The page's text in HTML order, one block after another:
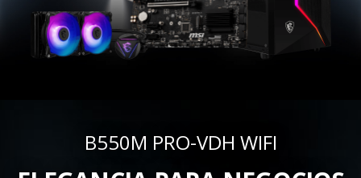
B550M PRO-VDH WIFI